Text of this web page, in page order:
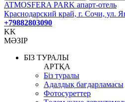
ATMOSFERA PARK апарт-отель
Краснодарский край, г. Сочи, ул.
+79882803090
KK
МӘЗІР
БІЗ ТУРАЛЫ
АРТҚА
Біз туралы
Адалдық бағдарламасы
Фотосуреттер